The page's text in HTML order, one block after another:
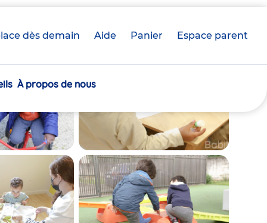
dès demain Aide Panier crèche(s)
Espace parent
À propos de nous